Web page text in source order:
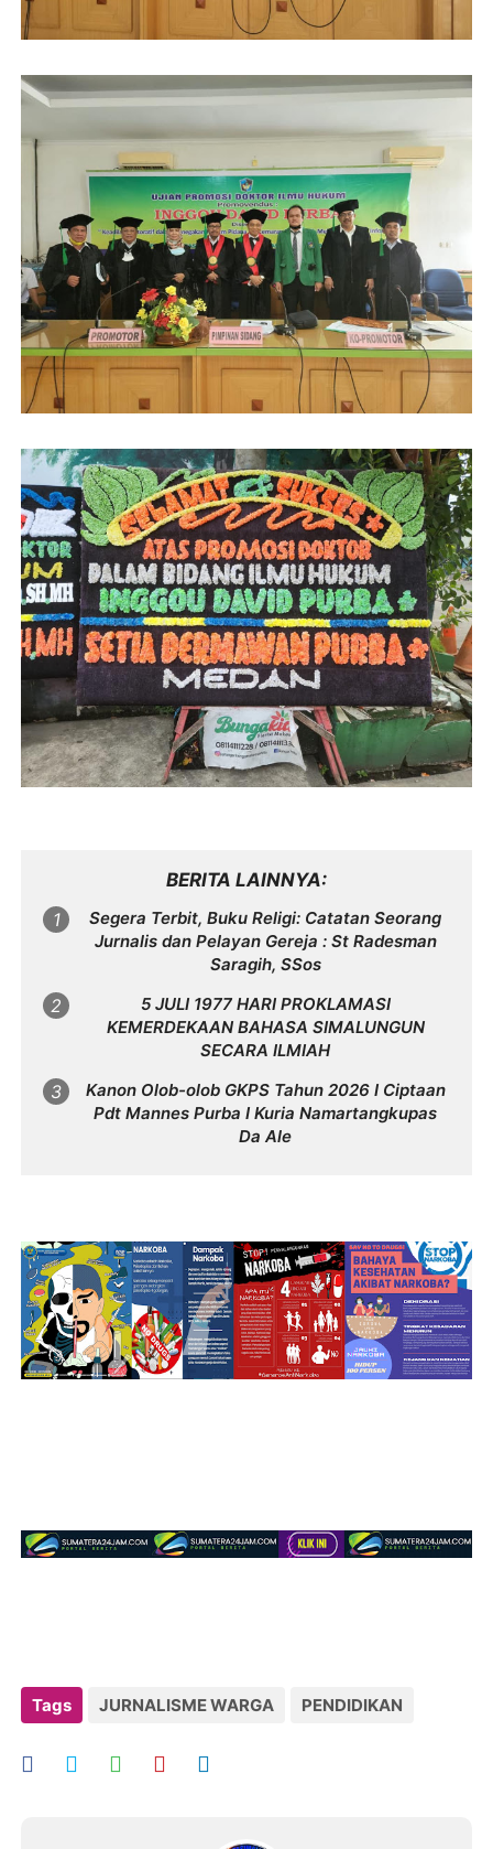
BERITA LAINNYA
Segera Terbit, Buku Religi: Catatan Seorang
Jurnalis dan Pelayan Gereja : St Radesman
Saragih, SSos
5 JULI 1977 HARI PROKLAMASI
KEMERDEKAAN BAHASA SIMALUNGUN
SECARA ILMIAH
Kanon Olob-olob GKPS Tahun 2026 I Ciptaan
Pdt Mannes Purba I Kuria Namartangkupas
Da Ale
Tags JURNALISME WARGA PENDIDIKAN